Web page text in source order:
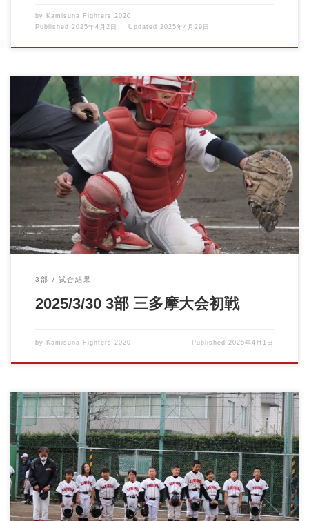
by Kamisuna Fighters 2020
Published 2025年4月2日 Updated 2025年4月29日
三多摩大会の初戦です。 選手にとって課題が多く残る試合となり
ました。 今後この結 […]
3部 試合結果
2025/3/30 3部 三多摩大会初戦
by Kamisuna Fighters 2020 Published 2025年4月1日
春季立川大会が始まり、２戦目です。 チーム一丸となり、一生
懸命に仲間を応援し […]